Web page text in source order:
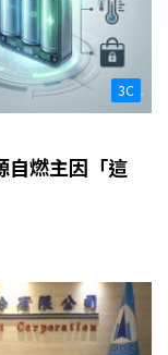
3C
自燃主因「這